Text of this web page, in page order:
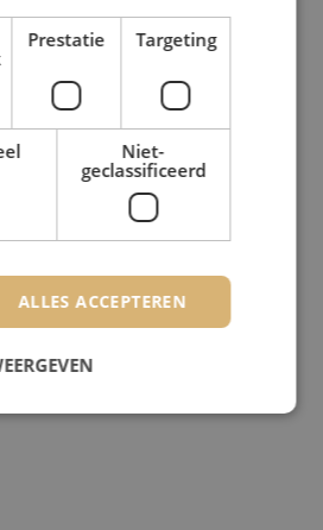
Prestatie Targeting
Niet-
geclassificeerd
ALLES ACCEPTEREN